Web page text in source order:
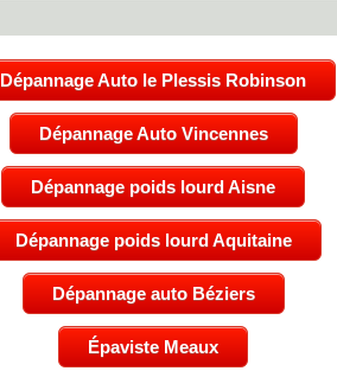
Dépannage Auto le Plessis Robinson
Dépannage Auto Vincennes
Dépannage poids lourd Aisne
Dépannage poids lourd Aquitaine
Dépannage auto Béziers
Épaviste Meaux